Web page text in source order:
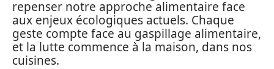
repenser notre approche alimentaire face
aux enjeux écologiques actuels. Chaque
geste compte face au gaspillage alimentaire,
et la lutte commence à la maison, dans nos
cuisines.